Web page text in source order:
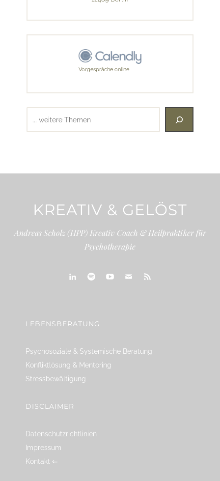
Vorgespräche online
KREATIV & GELÖST
Andreas Scholz (HPP) Kreativ Coach & Heilpraktiker für
Psychotherapie
LEBENSBERATUNG
Psychosoziale & Systemische Beratung
Konfliktlösung & Mentoring
Stressbewältigung
DISCLAIMER
Datenschutzrichtlinien
Impressum
Kontakt ⇐